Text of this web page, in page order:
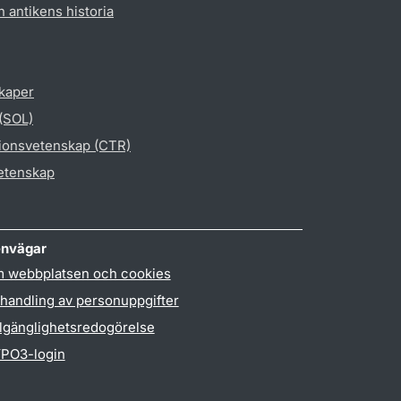
antikens historia
(CTR)
webbplatsen och cookies
av personuppgifter
login